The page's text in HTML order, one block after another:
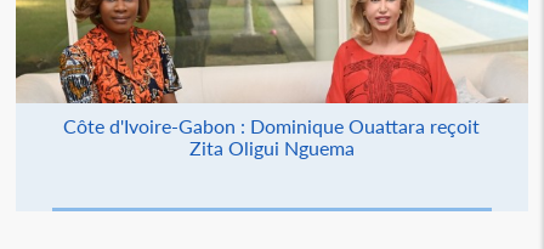
Côte d'Ivoire-Gabon : Dominique Ouattara reçoit
Zita Oligui Nguema